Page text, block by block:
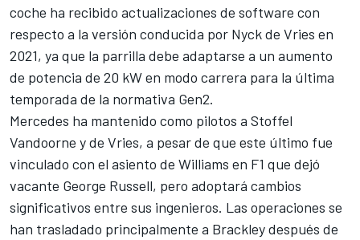
coche ha recibido actualizaciones de software con
respecto a la versión conducida por Nyck de Vries en
2021, ya que la parrilla debe adaptarse a un aumento
de potencia de 20 kW en modo carrera para la última
temporada de la normativa Gen2.
Mercedes ha mantenido como pilotos a Stoffel
Vandoorne y de Vries, a pesar de que este último fue
vinculado con el asiento de Williams en F1 que dejó
vacante George Russell, pero adoptará cambios
significativos entre sus ingenieros. Las operaciones se
han trasladado principalmente a Brackley después de